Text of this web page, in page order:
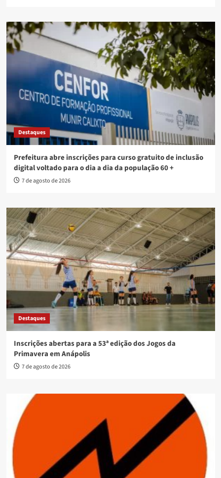
Destaques
Prefeitura abre inscrições para curso gratuito de inclusão
digital voltado para o dia a dia da população 60 +
7 de agosto de 2026
Destaques
Inscrições abertas para a 53ª edição dos Jogos da
Primavera em Anápolis
7 de agosto de 2026